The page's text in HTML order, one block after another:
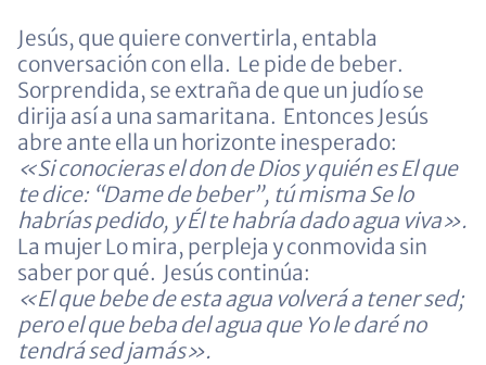
Jesús, que quiere convertirla, entabla
conversación con ella. Le pide de beber.
Sorprendida, se extraña de que un judío se
dirija así a una samaritana. Entonces Jesús
abre ante ella un horizonte inesperado:
«Si conocieras el don de Dios y quién es El que
te dice: “Dame de beber”, tú misma Se lo
habrías pedido, y Él te habría dado agua viva».
La mujer Lo mira, perpleja y conmovida sin
saber por qué. Jesús continúa:
«El que bebe de esta agua volverá a tener sed;
pero el que beba del agua que Yo le daré no
tendrá sed jamás».